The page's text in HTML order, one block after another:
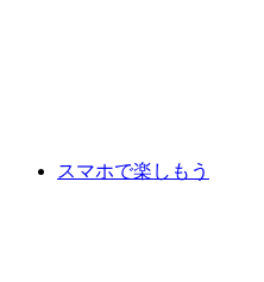
スマホで楽しもう